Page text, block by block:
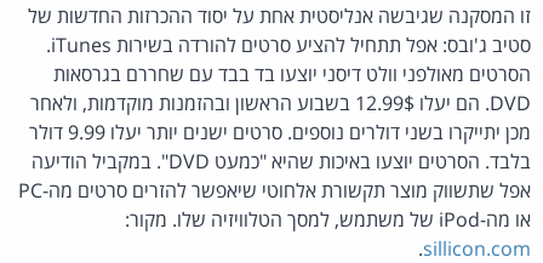
זו המסקנה שגיבשה אנליסטית אחת על יסוד ההכרזות החדשות של
סטיב ג'ובס: אפל תתחיל להציע סרטים להורדה בשירות iTunes.
הסרטים מאולפני וולט דיסני יוצעו בד בבד עם שחררם בגרסאות
DVD. הם יעלו 12.99$ בשבוע הראשון ובהזמנות מוקדמות, ולאחר
מכן יתייקרו בשני דולרים נוספים. סרטים ישנים יותר יעלו 9.99 דולר
בלבד. הסרטים יוצעו באיכות שהיא "כמעט DVD". במקביל הודיעה
אפל שתשווק מוצר תקשורת אלחוטי שיאפשר להזרים סרטים מה-PC
או מה-iPod של משתמש, למסך הטלוויזיה שלו. מקור:
sillicon.com
.